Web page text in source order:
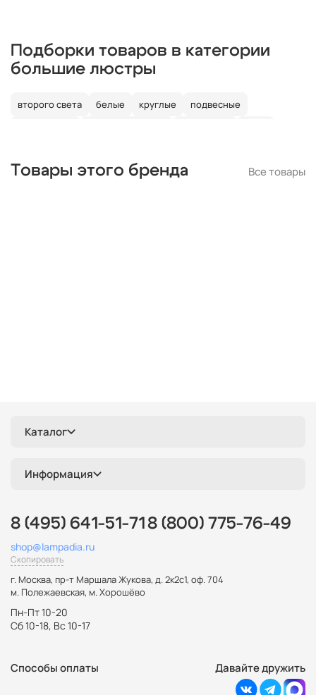
Подборки товаров в категории
большие люстры
второго света белые круглые
подвесные
Товары этого бренда Все товары
Каталог
Информация
8 (495) 641-51-71 8 (800) 775-76-49
shop@lampadia.ru
Скопировать
г. Москва, пр-т Маршала Жукова, д. 2к2с1, оф. 704
м. Полежаевская, м. Хорошёво
Пн-Пт 10-20
Сб 10-18, Вс 10-17
Способы оплаты Давайте дружить